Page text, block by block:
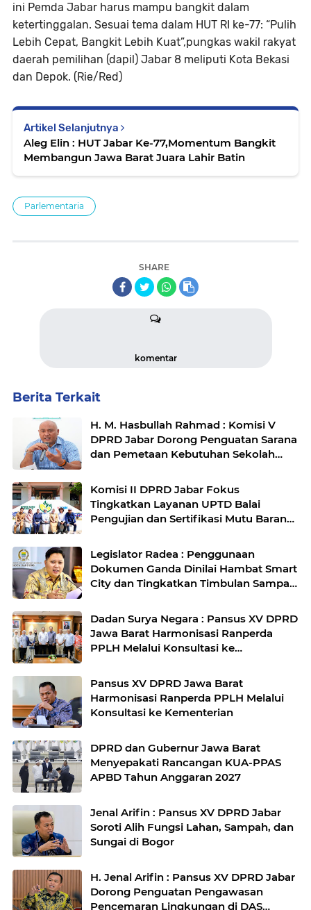
ini Pemda Jabar harus mampu bangkit dalam
ketertinggalan. Sesuai tema dalam HUT RI ke-77: “Pulih
Lebih Cepat, Bangkit Lebih Kuat”,pungkas wakil rakyat
daerah pemilihan (dapil) Jabar 8 meliputi Kota Bekasi
dan Depok. (Rie/Red)
Artikel Selanjutnya
Aleg Elin : HUT Jabar Ke-77,Momentum Bangkit
Membangun Jawa Barat Juara Lahir Batin
Parlementaria
SHARE
komentar
Berita Terkait
H. M. Hasbullah Rahmad : Komisi V
DPRD Jabar Dorong Penguatan Sarana
dan Pemetaan Kebutuhan Sekolah
Komisi II DPRD Jabar Fokus
Tingkatkan Layanan UPTD Balai
Pengujian dan Sertifikasi Mutu Barang
Legislator Radea : Penggunaan
Dokumen Ganda Dinilai Hambat Smart
City dan Tingkatkan Timbulan Sampah
Dadan Surya Negara : Pansus XV DPRD
Jawa Barat Harmonisasi Ranperda
PPLH Melalui Konsultasi ke
Pansus XV DPRD Jawa Barat
Harmonisasi Ranperda PPLH Melalui
Konsultasi ke Kementerian
DPRD dan Gubernur Jawa Barat
Menyepakati Rancangan KUA-PPAS
APBD Tahun Anggaran 2027
Jenal Arifin : Pansus XV DPRD Jabar
Soroti Alih Fungsi Lahan, Sampah, dan
Sungai di Bogor
H. Jenal Arifin : Pansus XV DPRD Jabar
Dorong Penguatan Pengawasan
Pencemaran Lingkungan di DAS